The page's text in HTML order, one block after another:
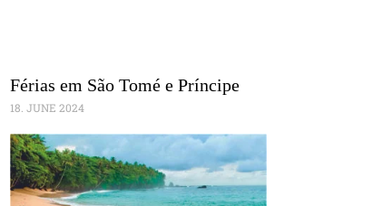
Férias em São Tomé e Príncipe
18. JUNE 2024